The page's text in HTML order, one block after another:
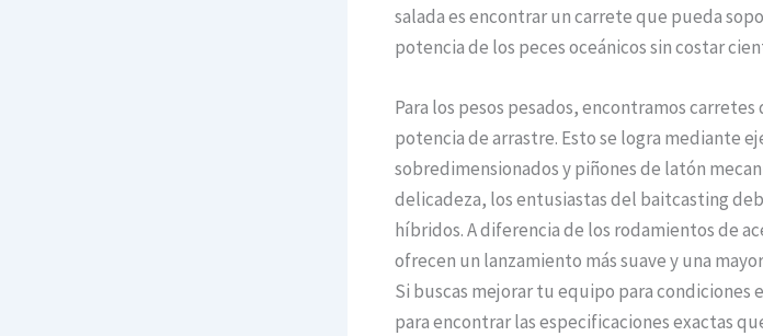
salada es encontrar un carrete que pueda
potencia de los peces oceánicos sin costar
Para los pesos pesados, encontramos
potencia de arrastre. Esto se logra mediante
sobredimensionados y piñones de latón
delicadeza, los entusiastas del baitcasting
híbridos. A diferencia de los rodamientos de
ofrecen un lanzamiento más suave y una
Si buscas mejorar tu equipo para condiciones
para encontrar las especificaciones exactas